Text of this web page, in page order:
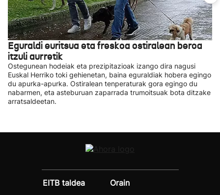
Eguraldi euritsua eta freskoa ostiralean beroa
itzuli aurretik
Ostegunean hodeiak eta prezipitazioak izango dira nagusi
Euskal Herriko toki gehienetan, baina eguraldiak hobera egingo
du apurka-apurka. Ostiralean tenperaturak gora egingo du
nabarmen, eta asteburuan zaparrada trumoitsuak bota ditzake
arratsaldeetan.
EITB taldea
Orain